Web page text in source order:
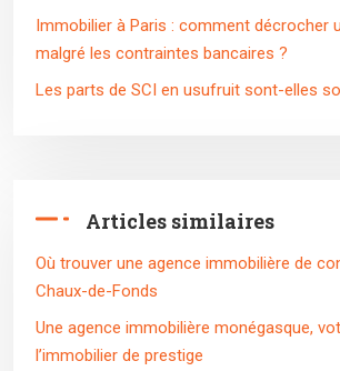
Immobilier à Paris : comment décrocher
malgré les contraintes bancaires ?
Les parts de SCI en usufruit sont-elles
Articles similaires
Où trouver une agence immobilière de
Chaux-de-Fonds
Une agence immobilière monégasque,
l’immobilier de prestige